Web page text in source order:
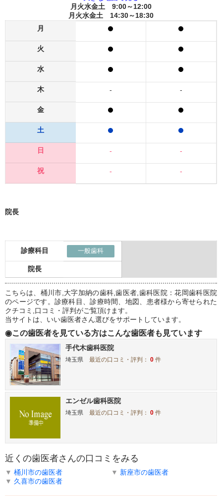
月火水金土 9:00～12:00
月火水金土 14:30～18:30
月
火
水
木
金
土
日
祝
-
-
-
-
-
-
院長
診療科目 一般歯科
院長
こちらは、桶川市,大字加納の歯科,歯医者,歯科医院：花岡歯科医院
のページです。診療科目、診療時間、地図、患者様から寄せられた
クチコミ,口コミ・評判がご覧頂けます。
当サイトは、いい歯医者さん選びをサポートしています。
◉この歯医者を見ている方はこんな歯医者も見ています
手代木歯科医院
埼玉県 最近の口コミ・評判：0 件
エンゼル歯科医院
埼玉県 最近の口コミ・評判：0 件
近くの歯医者さんの口コミをみる
▼ 桶川市の歯医者 ▼ 新座市の歯医者
▼ 久喜市の歯医者